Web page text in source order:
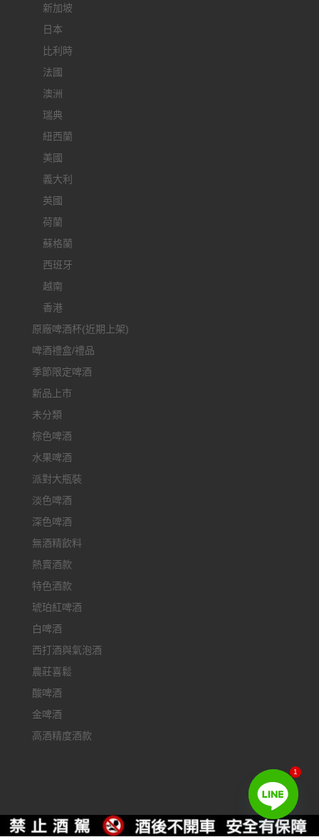
新加坡
日本
比利時
法國
澳洲
瑞典
紐西蘭
美國
義大利
英國
荷蘭
蘇格蘭
西班牙
越南
香港
原廠啤酒杯(近期上架)
啤酒禮盒/禮品
季節限定啤酒
新品上市
未分類
棕色啤酒
水果啤酒
派對大瓶裝
淡色啤酒
深色啤酒
無酒精飲料
熱賣酒款
特色酒款
琥珀紅啤酒
白啤酒
西打酒與氣泡酒
農莊喜鬆
酸啤酒
金啤酒
高酒精度酒款
1